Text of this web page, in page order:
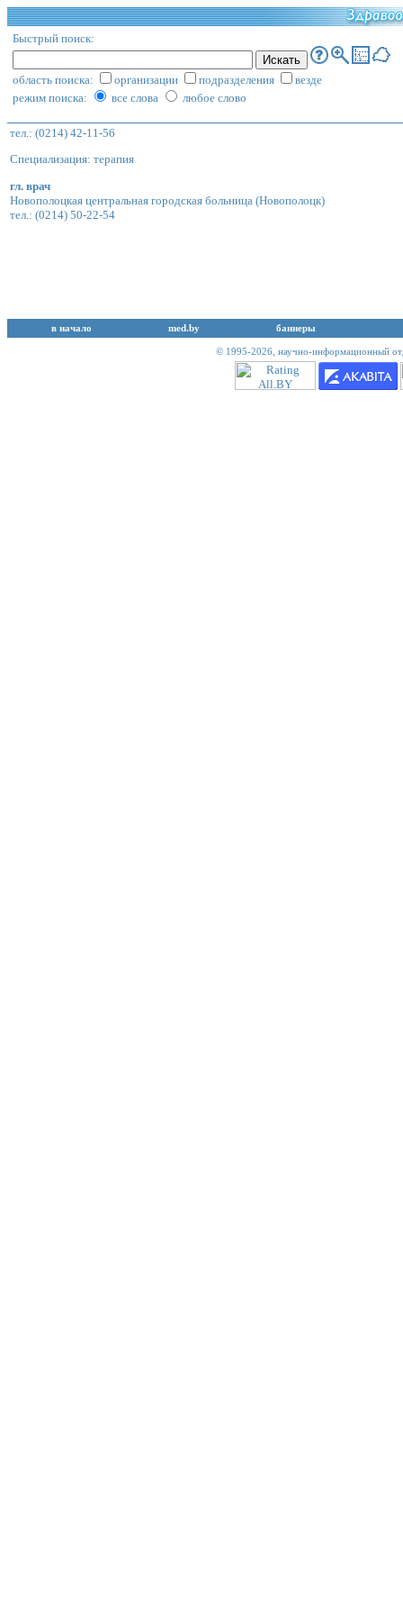
Быстрый поиск:
область поиска: организации подразделения
везде
режим поиска:
все слова любое слово
тел.: (0214) 42-11-56
Специализация: терапия
гл. врач
Новополоцкая центральная городская больница (Новополоцк)
тел.: (0214) 50-22-54
в начало med.by баннеры
© 1995-2026, научно-информационный